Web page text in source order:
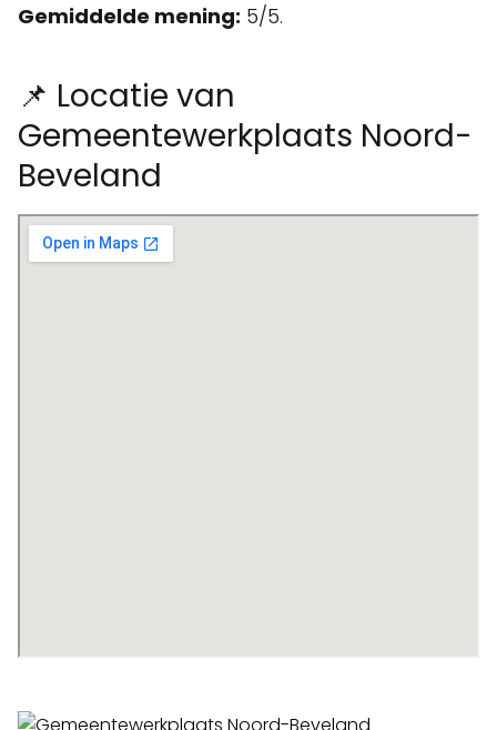
Gemiddelde mening: 5/5.
📌 Locatie van
Gemeentewerkplaats Noord-
Beveland